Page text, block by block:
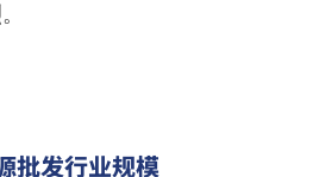
批发行业规模